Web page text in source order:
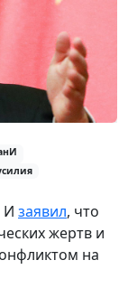
И заявил, что
жертв и
на